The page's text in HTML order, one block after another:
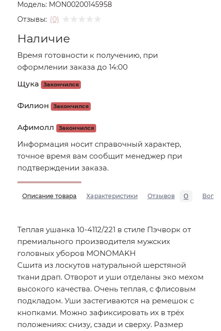
Модель: MON00200145958
Отзывы: (0)
Наличие
Время готовности к получению, при
оформлении заказа до 14:00
Щука
Закончился
Филион Закончился
Афимолл Закончился
Информация носит справочный характер,
точное время вам сообщит менеджер при
подтверждении заказа.
Описание товара Характеристики Отзывов 0
Теплая ушанка 10-4112/221 в стиле Пэчворк от
премиального производителя мужских
головных уборов MONOMAKH
Сшита из лоскутов натуральной шерстяной
ткани драп. Отворот и уши отделаны эко мехом
высокого качества. Очень теплая, с флисовым
подкладом. Уши застегиваются на ремешок с
кнопками. Можно зафиксировать их в трёх
положениях: снизу, сзади и сверху. Размер